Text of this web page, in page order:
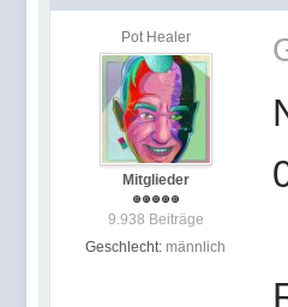
Pot Healer
Mitglieder
9.938 Beiträge
Geschlecht: männlich